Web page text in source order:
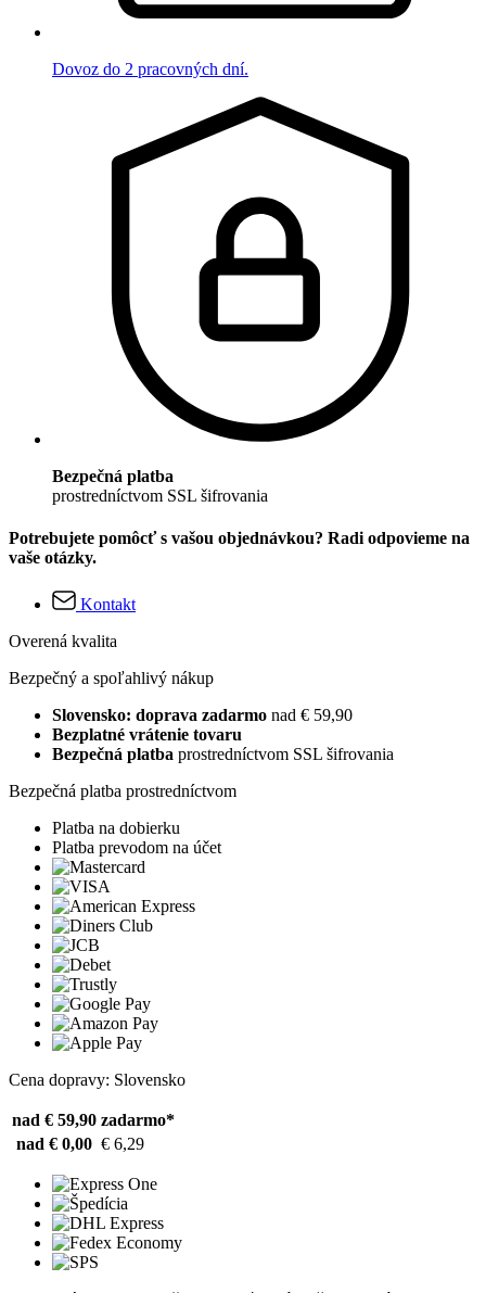
Dovoz do 2 pracovných dní.
Bezpečná platba
prostredníctvom SSL šifrovania
Potrebujete pomôcť s vašou objednávkou? Radi odpovieme na
vaše otázky.
Kontakt
Overená kvalita
Bezpečný a spoľahlivý nákup
Slovensko: doprava zadarmo nad € 59,90
Bezplatné vrátenie tovaru
Bezpečná platba prostredníctvom SSL šifrovania
Bezpečná platba prostredníctvom
Platba na dobierku
Platba prevodom na účet
Cena dopravy: Slovensko
nad € 59,90 zadarmo*
nad € 0,00 € 6,29